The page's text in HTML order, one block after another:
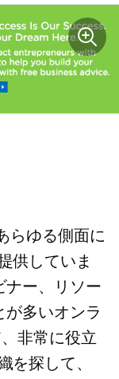
らゆる側面に
供していま
ナー、リソー
が多いオンラ
非常に役立
を探して、